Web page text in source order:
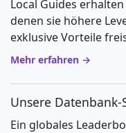
Local Guides
denen sie höhere
exklusive Vorteile
Mehr erfahren →
Unsere Datenbank-
Ein globales